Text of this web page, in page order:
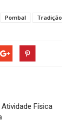
Pombal Tradição
Física